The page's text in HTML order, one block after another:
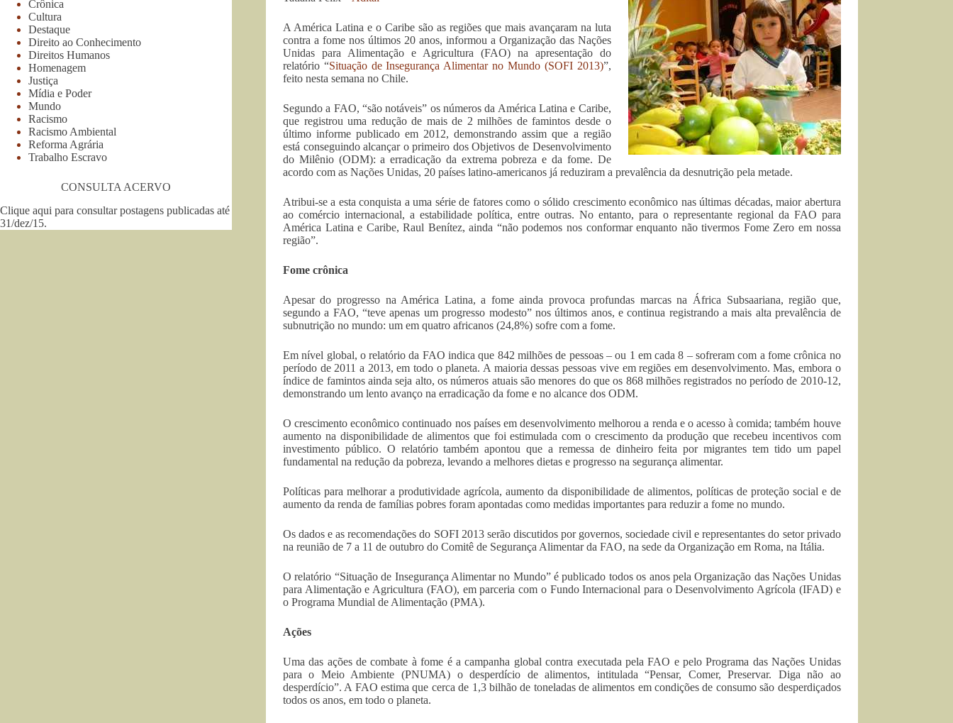
A América Latina e o Caribe são as regiões que mais avançaram na luta
contra a fome nos últimos 20 anos, informou a Organização das Nações
Unidas para Alimentação e Agricultura (FAO) na apresentação do
relatório “Situação de Insegurança Alimentar no Mundo (SOFI 2013)”,
feito nesta semana no Chile.
Segundo a FAO, “são notáveis” os números da América Latina e Caribe,
que registrou uma redução de mais de 2 milhões de famintos desde o
último informe publicado em 2012, demonstrando assim que a região
está conseguindo alcançar o primeiro dos Objetivos de Desenvolvimento
do Milênio (ODM): a erradicação da extrema pobreza e da fome. De
acordo com as Nações Unidas, 20 países latino-americanos já reduziram a prevalência da desnutrição pela metade.
Atribui-se a esta conquista a uma série de fatores como o sólido crescimento econômico nas últimas décadas, maior abertura
ao comércio internacional, a estabilidade política, entre outras. No entanto, para o representante regional da FAO para
América Latina e Caribe, Raul Benítez, ainda “não podemos nos conformar enquanto não tivermos Fome Zero em nossa
região”.
Fome crônica
Apesar do progresso na América Latina, a fome ainda provoca profundas marcas na África Subsaariana, região que,
segundo a FAO, “teve apenas um progresso modesto” nos últimos anos, e continua registrando a mais alta prevalência de
subnutrição no mundo: um em quatro africanos (24,8%) sofre com a fome.
Em nível global, o relatório da FAO indica que 842 milhões de pessoas – ou 1 em cada 8 – sofreram com a fome crônica no
período de 2011 a 2013, em todo o planeta. A maioria dessas pessoas vive em regiões em desenvolvimento. Mas, embora o
índice de famintos ainda seja alto, os números atuais são menores do que os 868 milhões registrados no período de 2010-12,
demonstrando um lento avanço na erradicação da fome e no alcance dos ODM.
O crescimento econômico continuado nos países em desenvolvimento melhorou a renda e o acesso à comida; também houve
aumento na disponibilidade de alimentos que foi estimulada com o crescimento da produção que recebeu incentivos com
investimento público. O relatório também apontou que a remessa de dinheiro feita por migrantes tem tido um papel
fundamental na redução da pobreza, levando a melhores dietas e progresso na segurança alimentar.
Políticas para melhorar a produtividade agrícola, aumento da disponibilidade de alimentos, políticas de proteção social e de
aumento da renda de famílias pobres foram apontadas como medidas importantes para reduzir a fome no mundo.
Os dados e as recomendações do SOFI 2013 serão discutidos por governos, sociedade civil e representantes do setor privado
na reunião de 7 a 11 de outubro do Comitê de Segurança Alimentar da FAO, na sede da Organização em Roma, na Itália.
O relatório “Situação de Insegurança Alimentar no Mundo” é publicado todos os anos pela Organização das Nações Unidas
para Alimentação e Agricultura (FAO), em parceria com o Fundo Internacional para o Desenvolvimento Agrícola (IFAD) e
o Programa Mundial de Alimentação (PMA).
Ações
Uma das ações de combate à fome é a campanha global contra executada pela FAO e pelo Programa das Nações Unidas
para o Meio Ambiente (PNUMA) o desperdício de alimentos, intitulada “Pensar, Comer, Preservar. Diga não ao
desperdício”. A FAO estima que cerca de 1,3 bilhão de toneladas de alimentos em condições de consumo são desperdiçados
todos os anos, em todo o planeta.
Crônica
Cultura
Destaque
Direito ao Conhecimento
Direitos Humanos
Homenagem
Justiça
Mídia e Poder
Mundo
Racismo
Racismo Ambiental
Reforma Agrária
Trabalho Escravo
CONSULTA ACERVO
Clique aqui para consultar postagens publicadas até
31/dez/15.